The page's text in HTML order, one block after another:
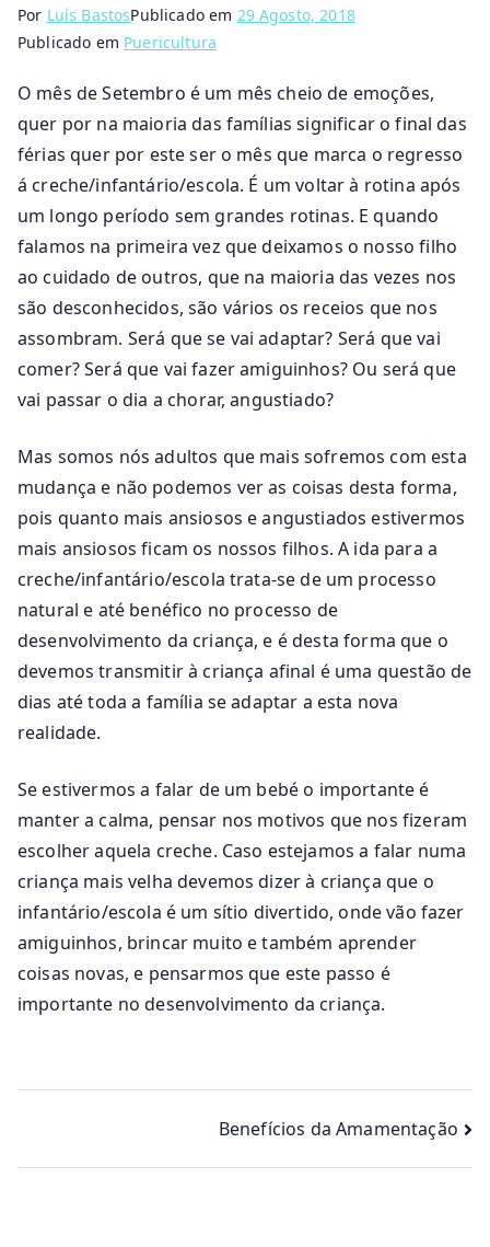
Por Luís BastosPublicado em 29 Agosto, 2018
Publicado em Puericultura
O mês de Setembro é um mês cheio de emoções,
quer por na maioria das famílias significar o final das
férias quer por este ser o mês que marca o regresso
á creche/infantário/escola. É um voltar à rotina após
um longo período sem grandes rotinas. E quando
falamos na primeira vez que deixamos o nosso filho
ao cuidado de outros, que na maioria das vezes nos
são desconhecidos, são vários os receios que nos
assombram. Será que se vai adaptar? Será que vai
comer? Será que vai fazer amiguinhos? Ou será que
vai passar o dia a chorar, angustiado?
Mas somos nós adultos que mais sofremos com esta
mudança e não podemos ver as coisas desta forma,
pois quanto mais ansiosos e angustiados estivermos
mais ansiosos ficam os nossos filhos. A ida para a
creche/infantário/escola trata-se de um processo
natural e até benéfico no processo de
desenvolvimento da criança, e é desta forma que o
devemos transmitir à criança afinal é uma questão de
dias até toda a família se adaptar a esta nova
realidade.
Se estivermos a falar de um bebé o importante é
manter a calma, pensar nos motivos que nos fizeram
escolher aquela creche. Caso estejamos a falar numa
criança mais velha devemos dizer à criança que o
infantário/escola é um sítio divertido, onde vão fazer
amiguinhos, brincar muito e também aprender
coisas novas, e pensarmos que este passo é
importante no desenvolvimento da criança.
de
Benefícios da Amamentação